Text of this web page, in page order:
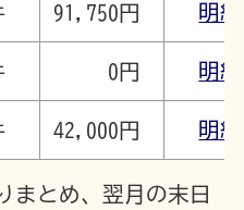
91,750円 明細
0円 明細
42,000円 明細
まとめ、翌月の末日